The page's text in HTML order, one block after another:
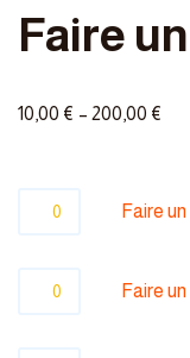
Faire
10,00 € – 200,00 €
Faire
Faire